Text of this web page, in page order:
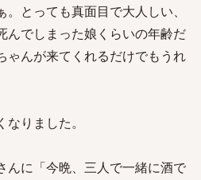
。とっても真面目で大人しい、
んでしまった娘くらいの年齢だ
ゃんが来てくれるだけでもうれ
りました。
んに「今晩、三人で一緒に酒で